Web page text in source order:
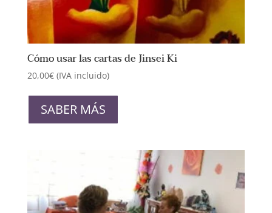
Cómo usar las cartas de Jinsei Ki
20,00€ (IVA incluido)
SABER MÁS
variantes.
opciones
se